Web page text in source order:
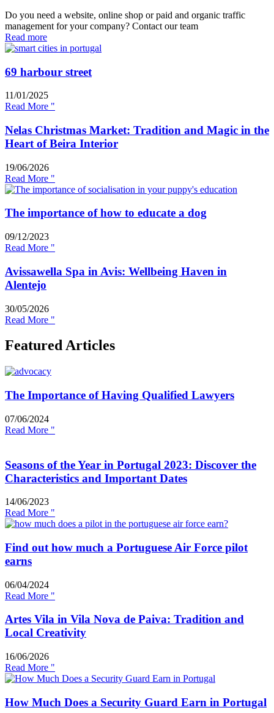
Do you need a website, online shop or paid and organic traffic
management for your company? Contact our team
Read more
69 harbour street
11/01/2025
Read More "
Nelas Christmas Market: Tradition and Magic in the
Heart of Beira Interior
19/06/2026
Read More "
The importance of how to educate a dog
09/12/2023
Read More "
Avissawella Spa in Avis: Wellbeing Haven in
Alentejo
30/05/2026
Read More "
Featured Articles
The Importance of Having Qualified Lawyers
07/06/2024
Read More "
Seasons of the Year in Portugal 2023: Discover the
Characteristics and Important Dates
14/06/2023
Read More "
Find out how much a Portuguese Air Force pilot
earns
06/04/2024
Read More "
Artes Vila in Vila Nova de Paiva: Tradition and
Local Creativity
16/06/2026
Read More "
How Much Does a Security Guard Earn in Portugal